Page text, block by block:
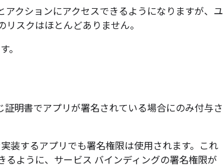
クションにアクセスできるようになりますが、ユ
スクはほとんどありません。
。
明書でアプリが署名されている場合にのみ付与さ
装するアプリでも署名権限は使用されます。これ
ように、サービス バインディングの署名権限が